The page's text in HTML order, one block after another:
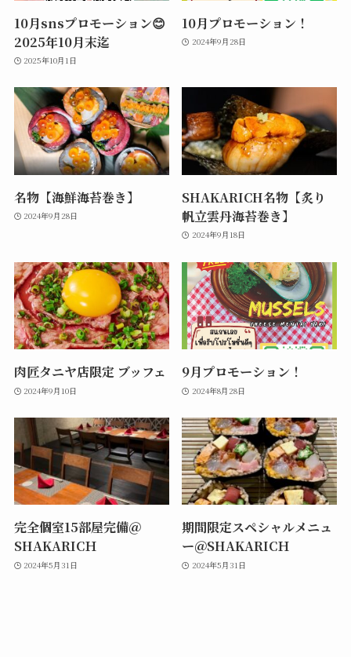
10月snsプロモーション😊
2025年10月末迄
2025年10月1日
10月プロモーション！
2024年9月28日
名物【海鮮海苔巻き】
2024年9月28日
SHAKARICH名物【炙り
帆立雲丹海苔巻き】
2024年9月18日
肉匠タニヤ店限定 ブッフェ
2024年9月10日
9月プロモーション！
2024年8月28日
完全個室15部屋完備＠
SHAKARICＨ
2024年5月31日
期間限定スペシャルメニュ
ー＠SHAKARICＨ
2024年5月31日